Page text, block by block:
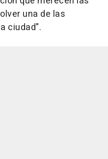
una de las
ciudad".